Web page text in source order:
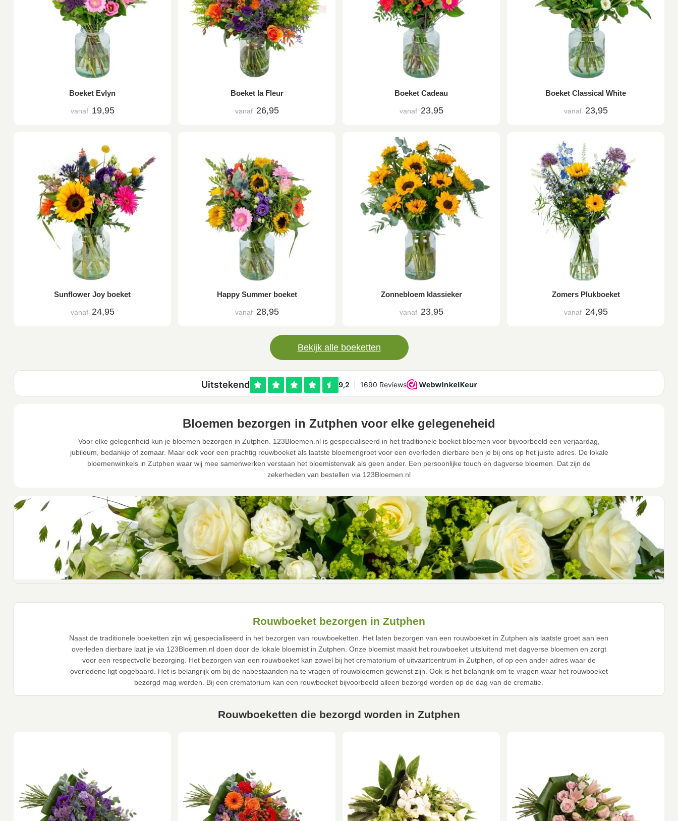
Boeket Evlyn
vanaf 19,95
Boeket la Fleur
vanaf 26,95
Boeket Cadeau
vanaf 23,95
Boeket Classical White
vanaf 23,95
Sunflower Joy boeket
vanaf 24,95
Happy Summer boeket
vanaf 28,95
Zonnebloem klassieker
vanaf 23,95
Zomers Plukboeket
vanaf 24,95
Bekijk alle boeketten
Bloemen bezorgen in Zutphen voor elke gelegeneheid
Voor elke gelegenheid kun je bloemen bezorgen in Zutphen. 123Bloemen.nl is gespecialiseerd in het traditionele boeket bloemen voor bijvoorbeeld een verjaardag,
jubileum, bedankje of zomaar. Maar ook voor een prachtig rouwboeket als laatste bloemengroet voor een overleden dierbare ben je bij ons op het juiste adres. De lokale
bloemenwinkels in Zutphen waar wij mee samenwerken verstaan het bloemistenvak als geen ander. Een persoonlijke touch en dagverse bloemen. Dat zijn de
zekerheden van bestellen via 123Bloemen.nl
Rouwboeket bezorgen in Zutphen
Naast de traditionele boeketten zijn wij gespecialiseerd in het bezorgen van rouwboeketten. Het laten bezorgen van een rouwboeket in Zutphen als laatste groet aan een
overleden dierbare laat je via 123Bloemen.nl doen door de lokale bloemist in Zutphen. Onze bloemist maakt het rouwboeket uitsluitend met dagverse bloemen en zorgt
voor een respectvolle bezorging. Het bezorgen van een rouwboeket kan zowel bij het crematorium of uitvaartcentrum in Zutphen, of op een ander adres waar de
overledene ligt opgebaard. Het is belangrijk om bij de nabestaanden na te vragen of rouwbloemen gewenst zijn. Ook is het belangrijk om te vragen waar het rouwboeket
bezorgd mag worden. Bij een crematorium kan een rouwboeket bijvoorbeeld alleen bezorgd worden op de dag van de crematie.
Rouwboeketten die bezorgd worden in Zutphen